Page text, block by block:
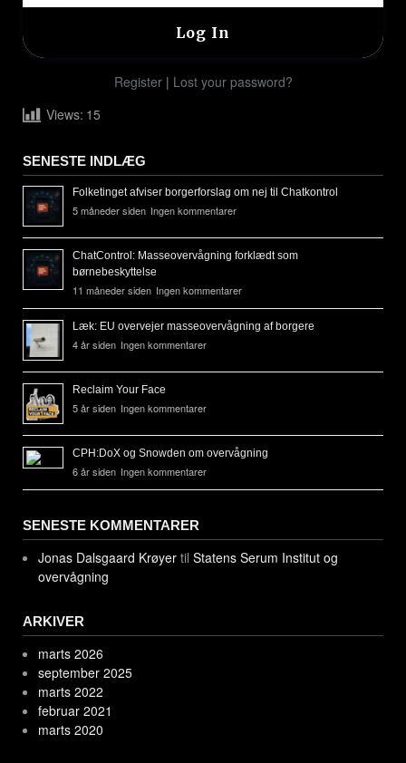
Register| Lost your password?
Views: 15
SENESTE INDLÆG
Folketinget afviser borgerforslag om nej til Chatkontrol
5 måneder siden Ingen kommentarer
ChatControl: Masseovervågning forklædt som
børnebeskyttelse
11 måneder siden Ingen kommentarer
Læk: EU overvejer masseovervågning af borgere
4 år siden Ingen kommentarer
Reclaim Your Face
5 år siden Ingen kommentarer
CPH:DoX og Snowden om overvågning
6 år siden Ingen kommentarer
SENESTE KOMMENTARER
Jonas Dalsgaard Krøyertil Statens Serum Institut og
overvågning
ARKIVER
marts 2026
september 2025
marts 2022
februar 2021
marts 2020